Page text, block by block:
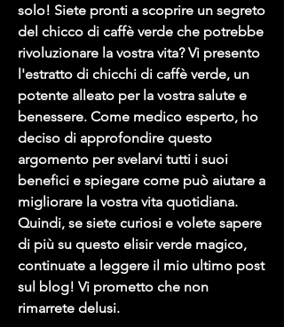
solo! Siete pronti a scoprire un segreto
del chicco di caffè verde che potrebbe
rivoluzionare la vostra vita? Vi presento
l'estratto di chicchi di caffè verde, un
potente alleato per la vostra salute e
benessere. Come medico esperto, ho
deciso di approfondire questo
argomento per svelarvi tutti i suoi
benefici e spiegare come può aiutare a
migliorare la vostra vita quotidiana.
Quindi, se siete curiosi e volete sapere
di più su questo elisir verde magico,
continuate a leggere il mio ultimo post
sul blog! Vi prometto che non
rimarrete delusi.